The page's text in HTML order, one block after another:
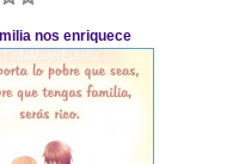
nos enriquece